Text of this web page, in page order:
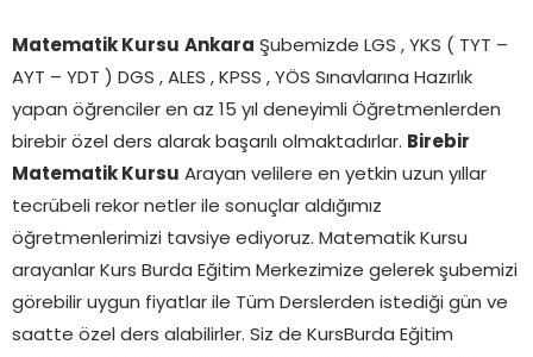
Matematik Kursu Ankara Şubemizde LGS , YKS ( TYT –
AYT – YDT ) DGS , ALES , KPSS , YÖS Sınavlarına Hazırlık
yapan öğrenciler en az 15 yıl deneyimli Öğretmenlerden
birebir özel ders alarak başarılı olmaktadırlar. Birebir
Matematik Kursu Arayan velilere en yetkin uzun yıllar
tecrübeli rekor netler ile sonuçlar aldığımız
öğretmenlerimizi tavsiye ediyoruz. Matematik Kursu
arayanlar Kurs Burda Eğitim Merkezimize gelerek şubemizi
görebilir uygun fiyatlar ile Tüm Derslerden istediği gün ve
saatte özel ders alabilirler. Siz de KursBurda Eğitim